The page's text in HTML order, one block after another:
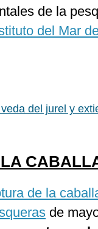
de la
del Mar
del jurel y
de la
de